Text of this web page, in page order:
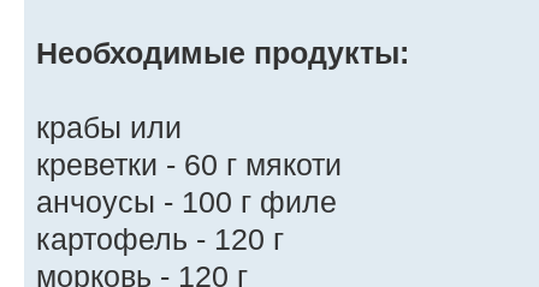
Необходимые продукты:
крабы или
креветки - 60 г мякоти
анчоусы - 100 г филе
картофель - 120 г
морковь - 120 г